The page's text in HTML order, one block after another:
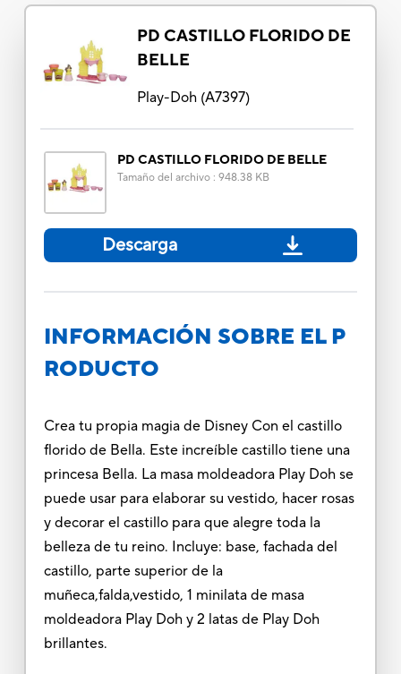
PD CASTILLO FLORIDO DE
BELLE
Play-Doh(A7397)
PD CASTILLO FLORIDO DE BELLE
Tamaño del archivo: 948.38 KB
Descarga
INFORMACIÓN SOBRE EL P
RODUCTO
Crea tu propia magia de Disney Con el castillo
florido de Bella. Este increíble castillo tiene una
princesa Bella. La masa moldeadora Play Doh se
puede usar para elaborar su vestido, hacer rosas
y decorar el castillo para que alegre toda la
belleza de tu reino. Incluye: base, fachada del
castillo, parte superior de la
muñeca,falda,vestido, 1 minilata de masa
moldeadora Play Doh y 2 latas de Play Doh
brillantes.